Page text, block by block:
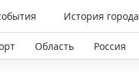
История города
Область Россия